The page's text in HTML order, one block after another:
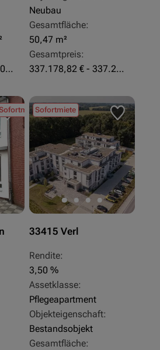
210.120,00 € - 273.003,24 €
Neubau
Gesamtfläche:
50,47 m²
Gesamtpreis:
337.178,82 € - 337.207,06 €
Sofortmiete
33415 Verl
Rendite:
3,50 %
Assetklasse:
Pflegeapartment
Objekteigenschaft:
Bestandsobjekt
Gesamtfläche: